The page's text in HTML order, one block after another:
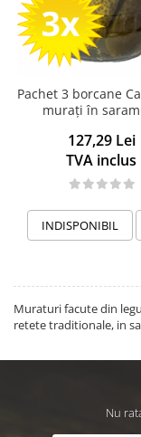
Pachet 3 borcane
murați în
127,29 Lei
TVA inclus
INDISPONIBIL
Muraturi facute din
retete traditionale, in
Nu